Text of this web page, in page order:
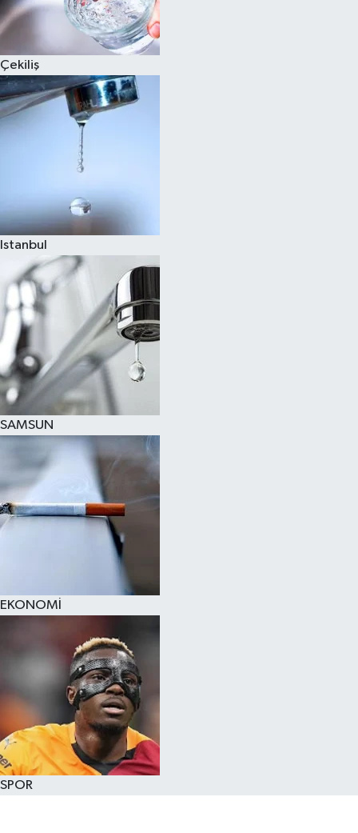
Çekiliş
Istanbul
SAMSUN
EKONOMİ
SPOR